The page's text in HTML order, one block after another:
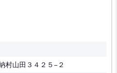
村山田３４２５−２